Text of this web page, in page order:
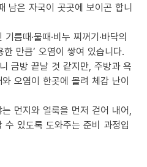
남은 자국이 곳곳에 보이곤 합니
름때·물때·비누 찌꺼기·바닥의
한 만큼’ 오염이 쌓여 있습니다.
금방 끝날 것 같지만, 주방과 욕
오염이 한곳에 몰려 체감 난이
먼지와 얼룩을 먼저 걷어 내어,
있도록 도와주는 준비 과정입